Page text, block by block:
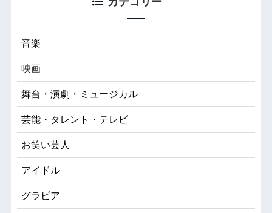
音楽
映画
舞台・演劇・ミュージカル
芸能・タレント・テレビ
お笑い芸人
アイドル
グラビア